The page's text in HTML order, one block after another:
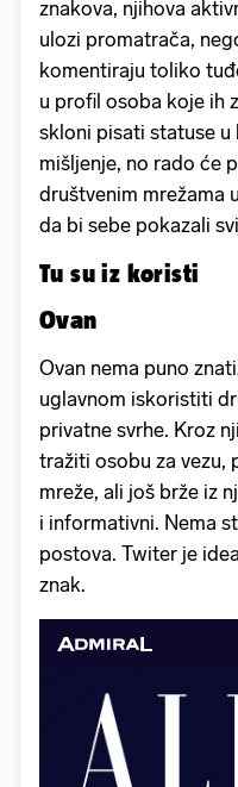
znakova, njihova
ulozi promatrača,
komentiraju toliko
u profil osoba koje ih
skloni pisati statuse u
mišljenje, no rado će
društvenim mrežama
da bi sebe pokazali
Tu su iz koristi
Ovan
Ovan nema puno
uglavnom iskoristiti
privatne svrhe. Kroz
tražiti osobu za vezu,
mreže, ali još brže iz
i informativni. Nema
postova. Twiter je
znak.